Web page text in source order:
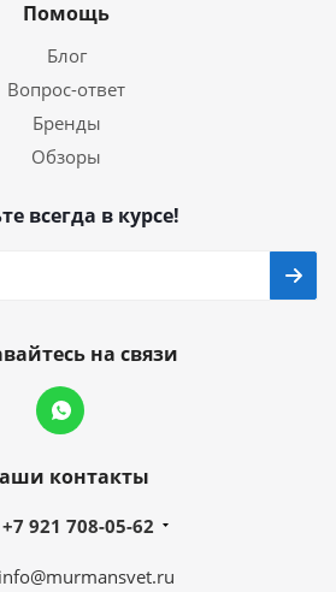
Помощь
Блог
Вопрос-ответ
Бренды
Обзоры
всегда в курсе!
на связи
контакты
+7 921 708-05-62
info@murmansvet.ru